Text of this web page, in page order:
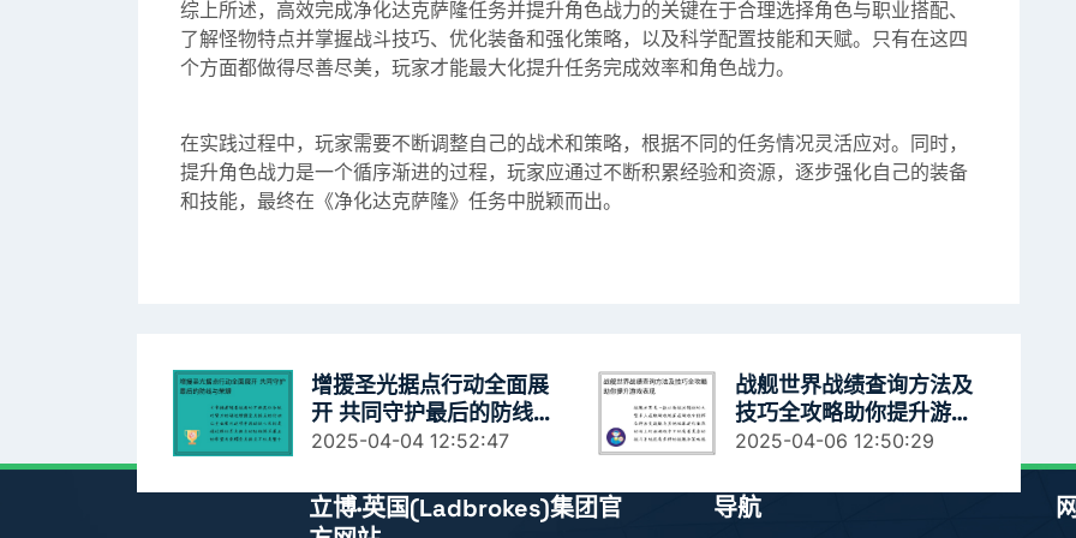
综上所述，高效完成净化达克萨隆任务并提升角色战力的关键在于合理选择角色与职业搭配、
了解怪物特点并掌握战斗技巧、优化装备和强化策略，以及科学配置技能和天赋。只有在这四
个方面都做得尽善尽美，玩家才能最大化提升任务完成效率和角色战力。
在实践过程中，玩家需要不断调整自己的战术和策略，根据不同的任务情况灵活应对。同时，
提升角色战力是一个循序渐进的过程，玩家应通过不断积累经验和资源，逐步强化自己的装备
和技能，最终在《净化达克萨隆》任务中脱颖而出。
增援圣光据点行动全面展
开 共同守护最后的防线与
荣耀
2025-04-04 12:52:47
战舰世界战绩查询方法及
技巧全攻略助你提升游戏
表现
2025-04-06 12:50:29
立博·英国(ladbrokes)集团官
导航